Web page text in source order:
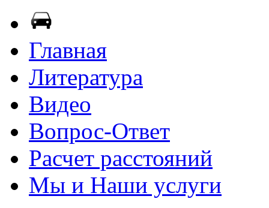
Главная
Литература
Видео
Вопрос-Ответ
Расчет расстояний
Мы и Наши услуги